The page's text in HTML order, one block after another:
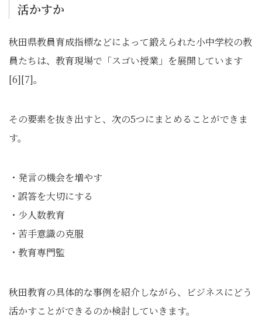
活かすか
秋田県教員育成指標などによって鍛えられた小中学校の教
員たちは、教育現場で「スゴい授業」を展開しています
[6][7]。
その要素を抜き出すと、次の5つにまとめることができま
す。
・発言の機会を増やす
・誤答を大切にする
・少人数教育
・苦手意識の克服
・教育専門監
秋田教育の具体的な事例を紹介しながら、ビジネスにどう
活かすことができるのか検討していきます。